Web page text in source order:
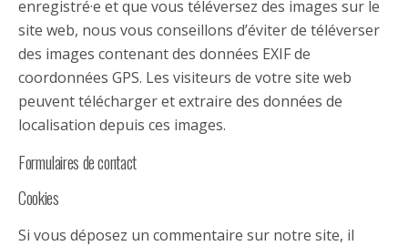
enregistré·e et que vous téléversez des images sur le
site web, nous vous conseillons d’éviter de téléverser
des images contenant des données EXIF de
coordonnées GPS. Les visiteurs de votre site web
peuvent télécharger et extraire des données de
localisation depuis ces images.
Formulaires de contact
Cookies
Si vous déposez un commentaire sur notre site, il